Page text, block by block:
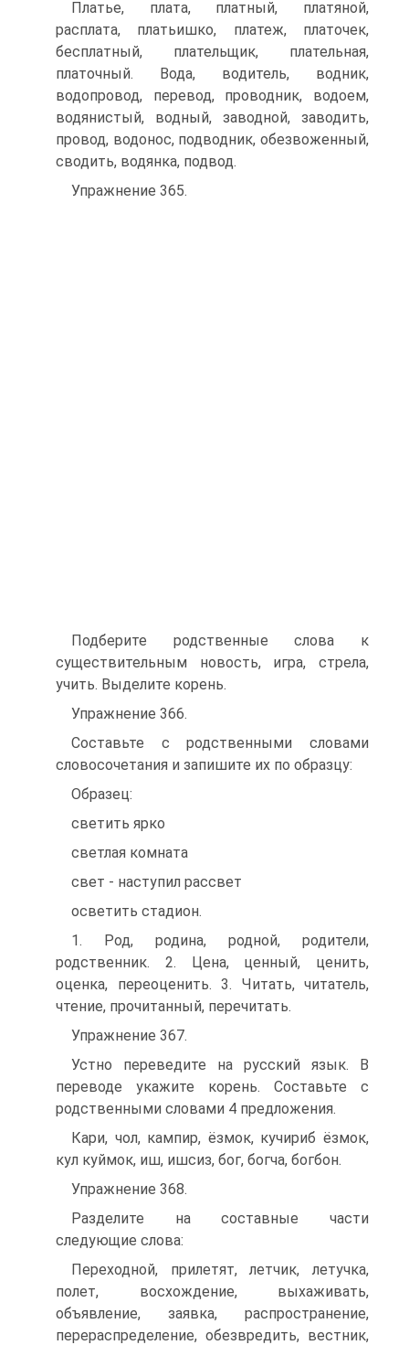
Платье, плата, платный, платяной,
расплата, платьишко, платеж, платочек,
бесплатный, плательщик, плательная,
платочный. Вода, водитель, водник,
водопровод, перевод, проводник, водоем,
водянистый, водный, заводной, заводить,
провод, водонос, подводник, обезвоженный,
сводить, водянка, подвод.
Упражнение 365.
Подберите родственные слова к
существительным новость, игра, стрела,
учить. Выделите корень.
Упражнение 366.
Составьте с родственными словами
словосочетания и запишите их по образцу:
Образец:
светить ярко
светлая комната
свет - наступил рассвет
осветить стадион.
1. Род, родина, родной, родители,
родственник. 2. Цена, ценный, ценить,
оценка, переоценить. 3. Читать, читатель,
чтение, прочитанный, перечитать.
Упражнение 367.
Устно переведите на русский язык. В
переводе укажите корень. Составьте с
родственными словами 4 предложения.
Кари, чол, кампир, ёзмок, кучириб ёзмок,
кул куймок, иш, ишсиз, бог, богча, богбон.
Упражнение 368.
Разделите на составные части
следующие слова:
Переходной, прилетят, летчик, летучка,
полет, восхождение, выхаживать,
объявление, заявка, распространение,
перераспределение, обезвредить, вестник,